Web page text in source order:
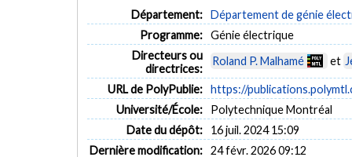
proches sont déclarées accessibles). À la
agents sont influencés par la moyenne globale de
n’est influencée que par les cohortes dont
en question est non vide. Par conséquent,
configuration confère une structure de réseau au
récents visant à traiter les jeux à champ moyen
notre analyse du modèle, nous élaborons des
équilibre de Nash au fur et à mesure que le
suffisantes pour que le problème possède une
agents collaborent pour minimiser un coût
destinations et la fonction du coût commun dépend
Département: Département de génie
Programme: Génie électrique
Directeurs ou
directrices:
Roland P. Malhamé et
URL de PolyPublie: https://
Université/École:
Polytechnique Montréal
Date du dépôt:
16 juil. 2024 15:09
Dernière modification: 24 févr. 2026 09:12